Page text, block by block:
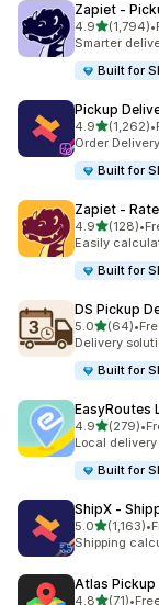
Zapiet ‑
4.9เต็ม 5 ดาว
(1,794)
ทั้งหมด 1794 รี•
Smarter
Built for
Pickup
4.9เต็ม 5 ดาว
(1,262)
ทั้งหมด 1262 รี•
Order
Built for
Zapiet ‑
4.9เต็ม 5 ดาว
(128)
ทั้งหมด 128 รีวิว
•
Easily
Built for
DS Pickup
5.0เต็ม 5 ดาว
(64)
ทั้งหมด 64 รีวิว
•
Delivery
Built for
EasyRoutes
4.9เต็ม 5 ดาว
(279)
ทั้งหมด 279 รีวิว
•
Local
Built for
ShipX ‑
5.0เต็ม 5 ดาว
(1,163)
ทั้งหมด 1163 รีวิว
•
Shipping
Atlas Pickup
4.8เต็ม 5 ดาว
(71)•